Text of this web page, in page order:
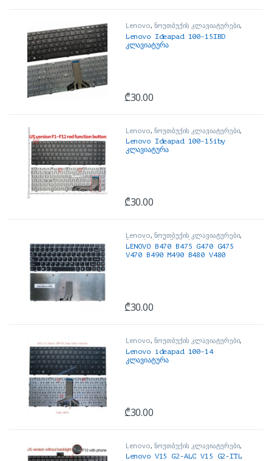
Lenovo, ნოუთბუქის კლავიატურები,
ნოუთბუქის ნაწილები და
აქსესუარები
Lenovo Ideapad 100-15IBD
კლავიატურა
₾30.00
Lenovo, ნოუთბუქის კლავიატურები,
ნოუთბუქის ნაწილები და
აქსესუარები
Lenovo Ideapad 100-15iby
კლავიატურა
₾30.00
Lenovo, ნოუთბუქის კლავიატურები,
ნოუთბუქის ნაწილები და
აქსესუარები
LENOVO B470 B475 G470 G475
V470 B490 M490 B480 V480
₾30.00
Lenovo, ნოუთბუქის კლავიატურები,
ნოუთბუქის ნაწილები და
აქსესუარები
Lenovo ideapad 100-14
კლავიატურა
₾30.00
Lenovo, ნოუთბუქის კლავიატურები,
ნოუთბუქის ნაწილები და
აქსესუარები
Lenovo V15 G2-ALC V15 G2-ITL